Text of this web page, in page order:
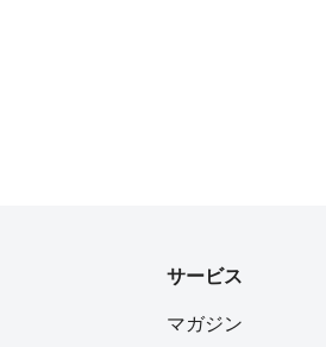
サービス
マガジン